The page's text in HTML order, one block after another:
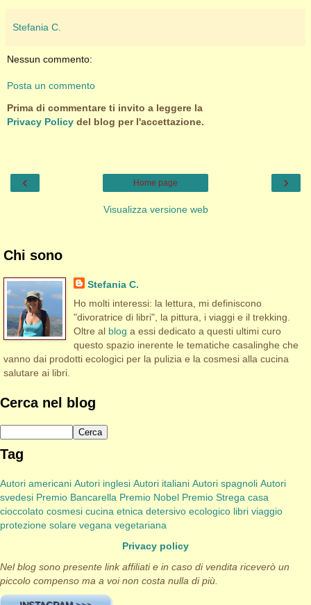
Stefania C.
Nessun commento:
Posta un commento
Prima di commentare ti invito a leggere la
Privacy Policy del blog per l'accettazione.
‹ ›
Home page
Visualizza versione web
Chi sono
Stefania C.
Ho molti interessi: la lettura, mi definiscono
"divoratrice di libri", la pittura, i viaggi e il trekking.
Oltre al blog a essi dedicato a questi ultimi curo
questo spazio inerente le tematiche casalinghe che
vanno dai prodotti ecologici per la pulizia e la cosmesi alla cucina
salutare ai libri.
Cerca nel blog
Tag
Autori americani Autori inglesi Autori italiani Autori spagnoli Autori
svedesi Premio Bancarella Premio Nobel Premio Strega casa
cioccolato cosmesi cucina etnica detersivo ecologico libri viaggio
protezione solare vegana vegetariana
Privacy policy
Nel blog sono presente link affiliati e in caso di vendita riceverò un
piccolo compenso ma a voi non costa nulla di più.